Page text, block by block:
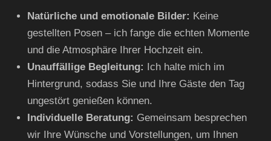
Natürliche und emotionale Bilder: Keine
gestellten Posen – ich fange die echten Momente
und die Atmosphäre Ihrer Hochzeit ein.
Unauffällige Begleitung: Ich halte mich im
Hintergrund, sodass Sie und Ihre Gäste den Tag
ungestört genießen können.
Individuelle Beratung: Gemeinsam besprechen
wir Ihre Wünsche und Vorstellungen, um Ihnen